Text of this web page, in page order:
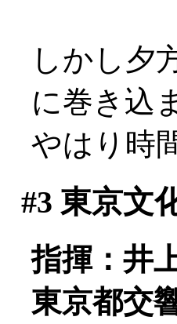
しかし夕
に巻き込
やはり時
#3 東京文
指揮：井
東京都交